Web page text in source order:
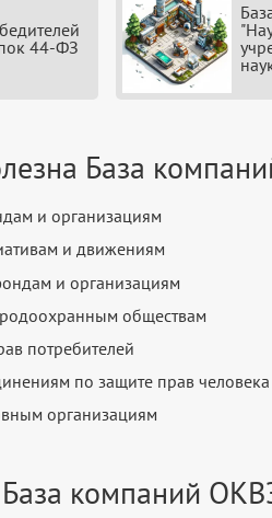
44-ФЗ
База
и организациям
и движениям
и организациям
обществам
потребителей
по защите прав человека
организациям
компаний